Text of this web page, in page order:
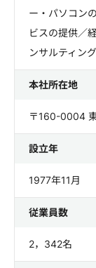
ー・パソコン
ビスの提供／
ンサルティン
本社所在地
〒160-0004
設立年
1977年11月
従業員数
2，342名